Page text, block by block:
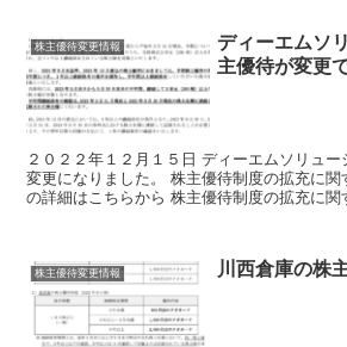
株主優待変更情報
ディーエムソ
主優待が変更
２０２２年１２月１５日 ディーエムソリュ
変更になりました。 株主優待制度の拡充に
の詳細はこちらから 株主優待制度の拡充に関
株主優待変更情報 川西倉庫の株